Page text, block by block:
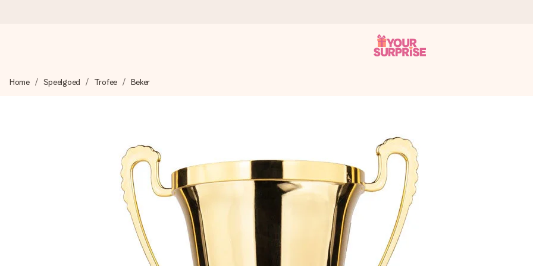
We maken jouw cadeau met zorg en zorgen dat het razendsnel onderweg is - zodat jij kunt geven op precies het juiste moment,
Onze cadeaus worden gewaardeerd. Klanten beoordelen ons met een 4,7 op Google Reviews
Je maakt in een paar stappen iets unieks – met haar naam, jullie foto of een boodschap die raakt. Zonder gedoe, maar met alle
Home Speelgoed Trofee Beker